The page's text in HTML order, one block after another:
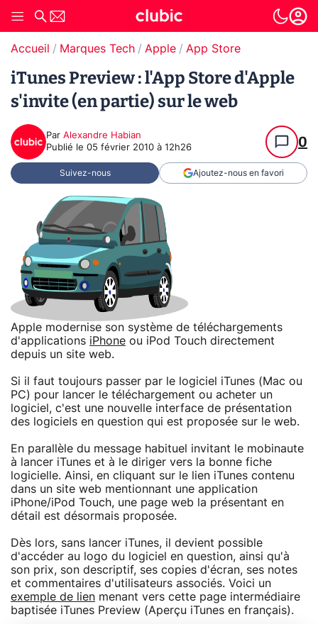
Accueil Marques Tech Apple App Store
iTunes Preview : l'App Store d'Apple
s'invite (en partie) sur le web
Par Alexandre Habian
Publié le 05 février 2010 à 12h26 0
Suivez-nous Ajoutez-nous en favori
Apple modernise son système de téléchargements
d'applications iPhone ou iPod Touch directement
depuis un site web.
Si il faut toujours passer par le logiciel iTunes (Mac ou
PC) pour lancer le téléchargement ou acheter un
logiciel, c'est une nouvelle interface de présentation
des logiciels en question qui est proposée sur le web.
En parallèle du message habituel invitant le mobinaute
à lancer iTunes et à le diriger vers la bonne fiche
logicielle. Ainsi, en cliquant sur le lien iTunes contenu
dans un site web mentionnant une application
iPhone/iPod Touch, une page web la présentant en
détail est désormais proposée.
Dès lors, sans lancer iTunes, il devient possible
d'accéder au logo du logiciel en question, ainsi qu'à
son prix, son descriptif, ses copies d'écran, ses notes
et commentaires d'utilisateurs associés. Voici un
exemple de lien menant vers cette page intermédiaire
baptisée iTunes Preview (Aperçu iTunes en français).